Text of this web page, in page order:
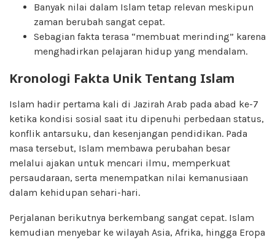
Banyak nilai dalam Islam tetap relevan meskipun
zaman berubah sangat cepat.
Sebagian fakta terasa “membuat merinding” karena
menghadirkan pelajaran hidup yang mendalam.
Kronologi Fakta Unik Tentang Islam
Islam hadir pertama kali di Jazirah Arab pada abad ke-7
ketika kondisi sosial saat itu dipenuhi perbedaan status,
konflik antarsuku, dan kesenjangan pendidikan. Pada
masa tersebut, Islam membawa perubahan besar
melalui ajakan untuk mencari ilmu, memperkuat
persaudaraan, serta menempatkan nilai kemanusiaan
dalam kehidupan sehari-hari.
Perjalanan berikutnya berkembang sangat cepat. Islam
kemudian menyebar ke wilayah Asia, Afrika, hingga Eropa